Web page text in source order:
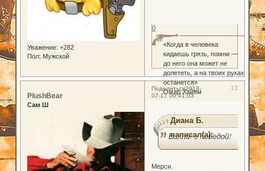
Уважение: +282
Пол: Мужской
«Когда в человека
кидаешь грязь, помни —
до него она может не
долететь, а на твоих руках
останется»
Омар Хайям
0
Поделиться 13
2018-
07-17 00:41:03
PlushBear
Сам Ш
Диана Б.
написал(а):
Билли! с победой!
Мерси.